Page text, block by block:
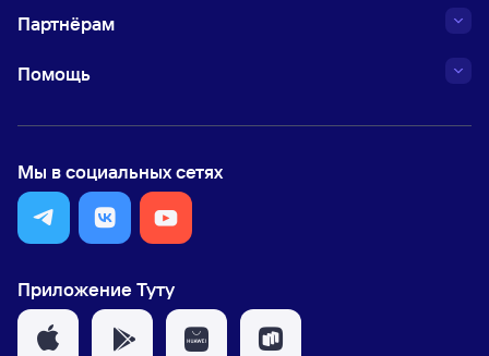
Партнёрам
Помощь
Мы в социальных сетях
Приложение Туту